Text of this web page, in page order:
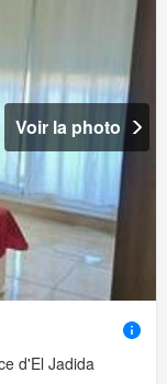
Voir la photo
d'El Jadida